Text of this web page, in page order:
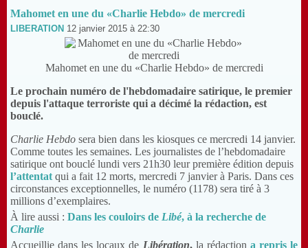
Mahomet en une du «Charlie Hebdo» de mercredi
LIBERATION 12 janvier 2015 à 22:30
Mahomet en une du «Charlie Hebdo» de mercredi
Le prochain numéro de l'hebdomadaire satirique, le premier
depuis l'attaque terroriste qui a décimé la rédaction, est
bouclé.
Charlie Hebdo sera bien dans les kiosques ce mercredi 14 janvier.
Comme toutes les semaines. Les journalistes de l’hebdomadaire
satirique ont bouclé lundi vers 21h30 leur première édition depuis
l’attentat qui a fait 12 morts, mercredi 7 janvier à Paris. Dans ces
circonstances exceptionnelles, le numéro (1178) sera tiré à 3
millions d’exemplaires.
À lire aussi : Dans les couloirs de Libé, à la recherche de
Charlie
Accueillie dans les locaux de Libération,la rédaction a repris le